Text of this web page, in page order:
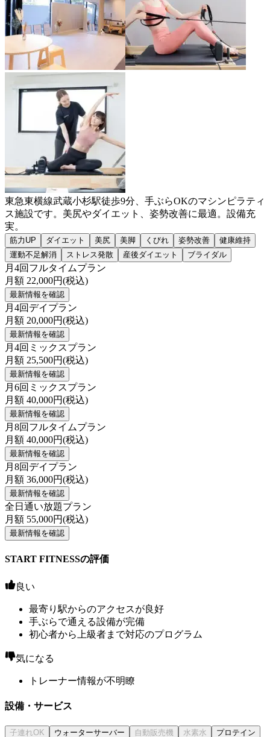
東急東横線武蔵小杉駅徒歩9分、手ぶらOKのマシンピラティ
ス施設です。美尻やダイエット、姿勢改善に最適。設備充
実。
筋力UP ダイエット 美尻 美脚 くびれ 姿勢改善
健康維持
運動不足解消
ストレス発散 産後ダイエット ブライダル
月4回フルタイムプラン
月額 22,000円(税込)
最新情報を確認
月4回デイプラン
月額 20,000円(税込)
最新情報を確認
月4回ミックスプラン
月額 25,500円(税込)
最新情報を確認
月6回ミックスプラン
月額 40,000円(税込)
最新情報を確認
月8回フルタイムプラン
月額 40,000円(税込)
最新情報を確認
月8回デイプラン
月額 36,000円(税込)
最新情報を確認
全日通い放題プラン
月額 55,000円(税込)
最新情報を確認
START FITNESSの評価
良い
最寄り駅からのアクセスが良好
手ぶらで通える設備が完備
初心者から上級者まで対応のプログラム
気になる
トレーナー情報が不明瞭
設備・サービス
ウォーターサーバー プロテイン